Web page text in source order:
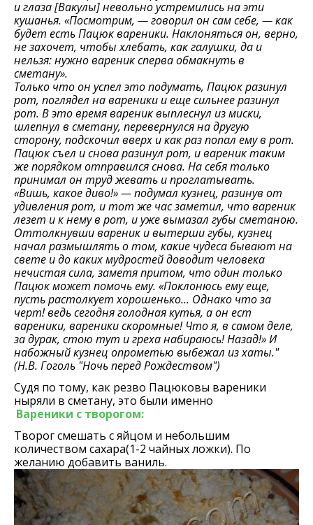
и глаза [Вакулы] невольно устремились на эти
кушанья. «Посмотрим, — говорил он сам себе, — как
будет есть Пацюк вареники. Наклоняться он, верно,
не захочет, чтобы хлебать, как галушки, да и
нельзя: нужно вареник сперва обмакнуть в
сметану».
Только что он успел это подумать, Пацюк разинул
рот, поглядел на вареники и еще сильнее разинул
рот. В это время вареник выплеснул из миски,
шлепнул в сметану, перевернулся на другую
сторону, подскочил вверх и как раз попал ему в рот.
Пацюк съел и снова разинул рот, и вареник таким
же порядком отправился снова. На себя только
принимал он труд жевать и проглатывать.
«Вишь, какое диво!» — подумал кузнец, разинув от
удивления рот, и тот же час заметил, что вареник
лезет и к нему в рот, и уже вымазал губы сметаною.
Оттолкнувши вареник и вытерши губы, кузнец
начал размышлять о том, какие чудеса бывают на
свете и до каких мудростей доводит человека
нечистая сила, заметя притом, что один только
Пацюк может помочь ему. «Поклонюсь ему еще,
пусть растолкует хорошенько... Однако что за
черт! ведь сегодня голодная кутья, а он ест
вареники, вареники скоромные! Что я, в самом деле,
за дурак, стою тут и греха набираюсь! Назад!» И
набожный кузнец опрометью выбежал из хаты."
(Н.В. Гоголь "Ночь перед Рождеством")
Судя по тому, как резво Пацюковы вареники
ныряли в сметану, это были именно
Вареники с творогом:
Творог смешать с яйцом и небольшим
количеством сахара(1-2 чайных ложки). По
желанию добавить ваниль.